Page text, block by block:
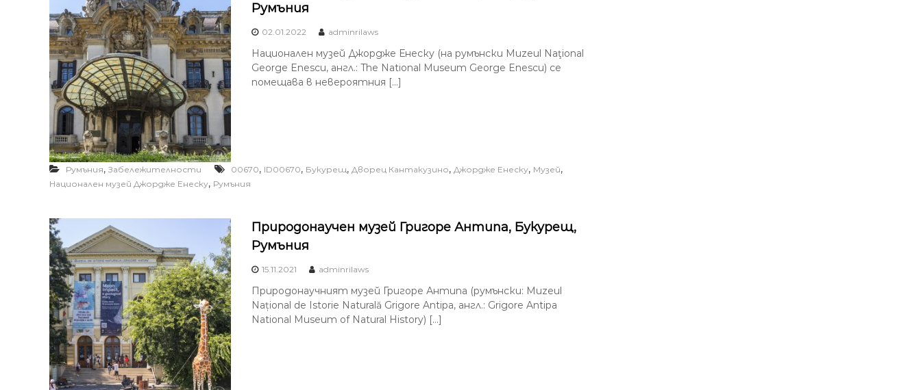
Румъния
02.01.2022 adminrilaws
Национален музей Джордже Енеску (на румънски Muzeul Naţional
George Enescu, англ.: The National Museum George Enescu) се
помещава в невероятния […]
Румъния, Забележителности 00670, ID00670, Букурещ, Дворец Кантакузино, Джордже Енеску, Музей,
Национален музей Джордже Енеску, Румъния
Природонаучен музей Григоре Антипа, Букурещ,
Румъния
15.11.2021 adminrilaws
Природонаучният музей Григоре Антипа (румънски: Muzeul
Național de Istorie Naturală Grigore Antipa, англ.: Grigore Antipa
National Museum of Natural History) […]